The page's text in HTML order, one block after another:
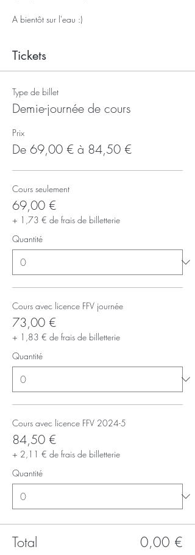
A bientôt sur l'eau :)
Tickets
Type de billet
Demie-journée de cours
Prix
De 69,00 € à 84,50 €
Cours seulement
69,00 €
+ 1,73 € de frais de billetterie
Quantité
Cours avec licence FFV journée
73,00 €
+ 1,83 € de frais de billetterie
Quantité
Cours avec licence FFV 2024-5
84,50 €
+ 2,11 € de frais de billetterie
Quantité
Total 0,00 €